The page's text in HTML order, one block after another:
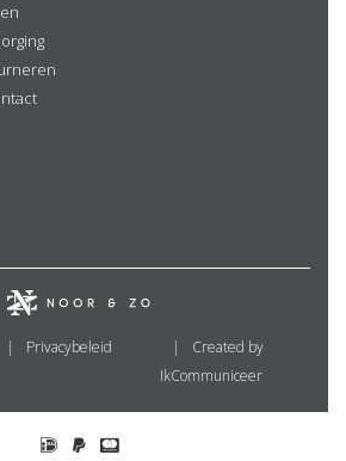
en
Privacybeleid
Created by
IkCommuniceer